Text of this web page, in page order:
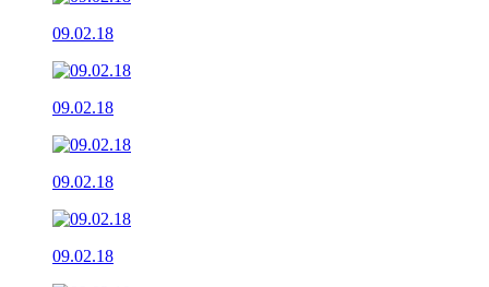
09.02.18
09.02.18
09.02.18
09.02.18